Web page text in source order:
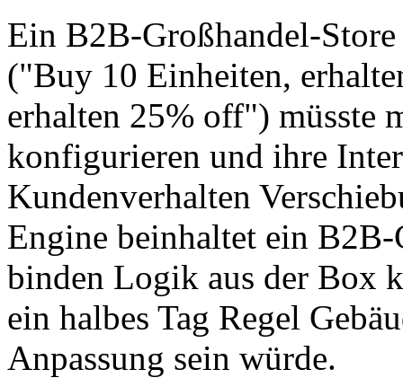
Ein B2B-Großhandel-
("Buy 10 Einheiten,
erhalten 25% off") müsste
konfigurieren und ihre
Kundenverhalten
Engine beinhaltet ein
binden Logik aus der Box
ein halbes Tag Regel
Anpassung sein würde.